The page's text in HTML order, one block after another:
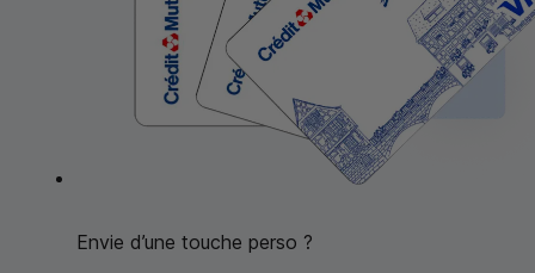
Envie d’une touche perso ?